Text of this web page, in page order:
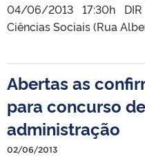
04/06/2013 17:30h
Ciências Sociais (Rua
Abertas as
para concurso
administração
02/06/2013